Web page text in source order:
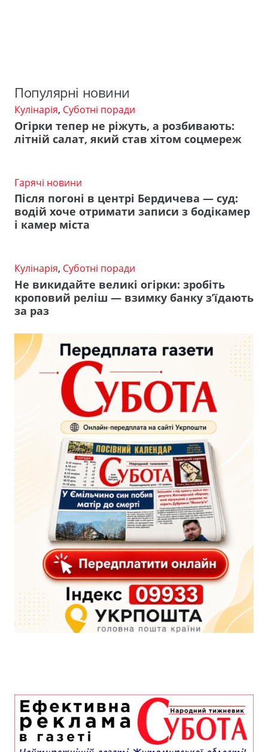
Популярні новини
Кулінарія, Суботні поради
Огірки тепер не ріжуть, а розбивають:
літній салат, який став хітом соцмереж
Гарячі новини
Після погоні в центрі Бердичева — суд:
водій хоче отримати записи з бодікамер
і камер міста
Кулінарія, Суботні поради
Не викидайте великі огірки: зробіть
кроповий реліш — взимку банку з’їдають
за раз